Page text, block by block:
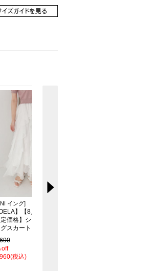
イング]
】【8／10 24時まで
価格】シアーラッフル
スカート
off
税込)